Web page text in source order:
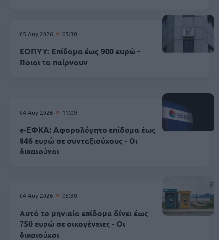
05 Αυγ 2026 05:30
ΕΟΠΥΥ: Επίδομα έως 900 ευρώ -
Ποιοι το παίρνουν
04 Αυγ 2026 11:09
e-ΕΦΚΑ: Αφορολόγητο επίδομα έως
846 ευρώ σε συνταξιούχους - Οι
δικαιούχοι
04 Αυγ 2026 05:30
Αυτό το μηνιαίο επίδομα δίνει έως
750 ευρώ σε οικογένειες - Οι
δικαιούχοι